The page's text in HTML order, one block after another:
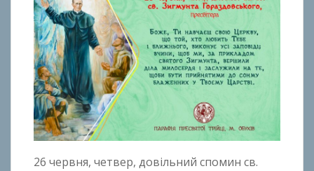
26 червня, четвер, довільний спомин св.